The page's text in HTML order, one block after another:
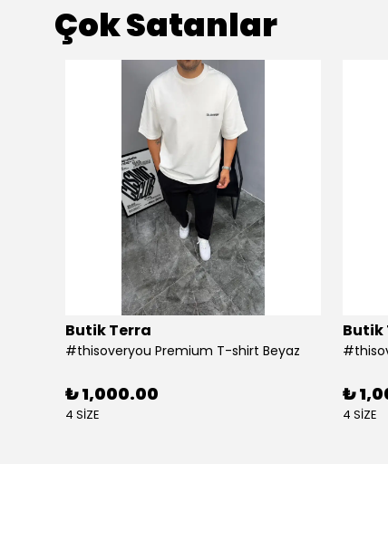
Çok Satanlar
Butik Terra
#thisoveryou Premium T-shirt Beyaz
₺ 1,000.00
4 SİZE
Butik
₺
4 SİZE